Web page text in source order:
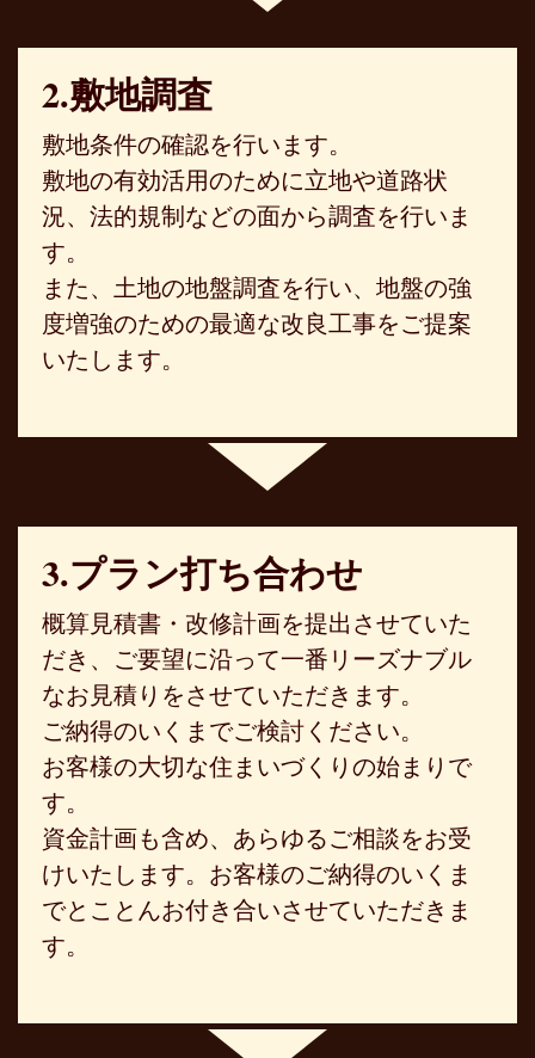
2.敷地調査
敷地条件の確認を行います。
敷地の有効活用のために立地や道路状
況、法的規制などの面から調査を行いま
す。
また、土地の地盤調査を行い、地盤の強
度増強のための最適な改良工事をご提案
いたします。
3.プラン打ち合わせ
概算見積書・改修計画を提出させていた
だき、ご要望に沿って一番リーズナブル
なお見積りをさせていただきます。
ご納得のいくまでご検討ください。
お客様の大切な住まいづくりの始まりで
す。
資金計画も含め、あらゆるご相談をお受
けいたします。お客様のご納得のいくま
でとことんお付き合いさせていただきま
す。